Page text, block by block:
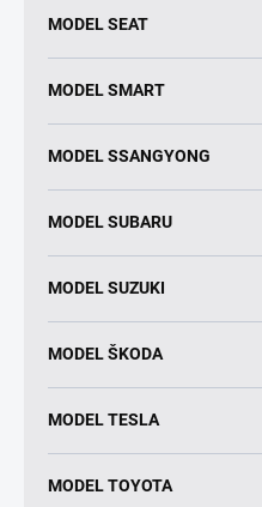
MODEL SEAT
MODEL SMART
MODEL SSANGYONG
MODEL SUBARU
MODEL SUZUKI
MODEL ŠKODA
MODEL TESLA
MODEL TOYOTA